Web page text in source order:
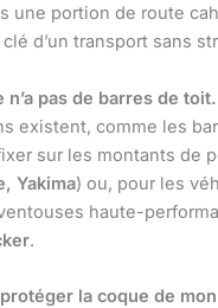
une portion de route
d’un transport sans
pas de barres de
existent, comme les
sur les montants de
Yakima) ou, pour les
haute-
.
la coque de